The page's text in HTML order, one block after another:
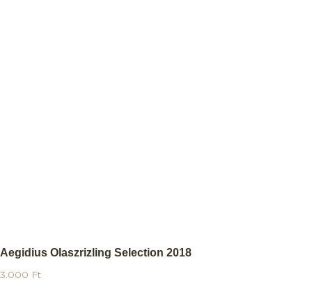
Aegidius Olaszrizling Selection 2018
3.000 Ft